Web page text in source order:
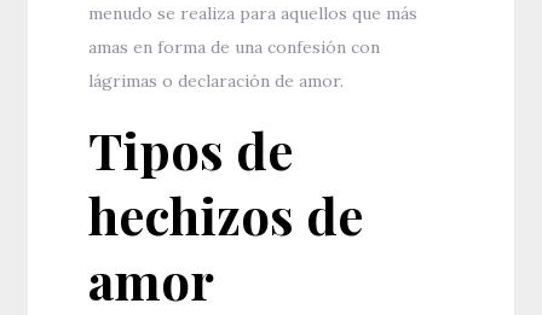
menudo se realiza para aquellos que más
amas en forma de una confesión con
lágrimas o declaración de amor.
Tipos de
hechizos de
amor